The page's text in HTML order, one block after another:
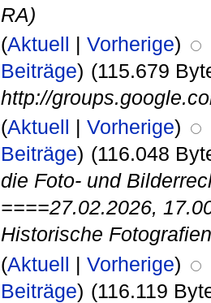
RA)
(Aktuell | Vorherige)
Beiträge) (115.679
http://
(Aktuell | Vorherige)
Beiträge) (116.048
die Foto- und
====27.02.2026,
Historische
(Aktuell | Vorherige)
Beiträge) (116.119